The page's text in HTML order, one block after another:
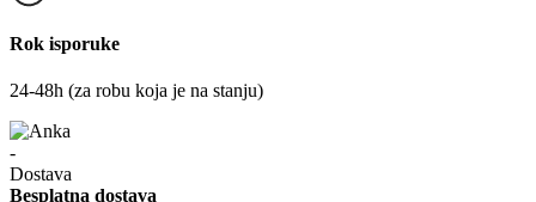
Rok isporuke
24-48h (za robu koja je na stanju)
Besplatna dostava